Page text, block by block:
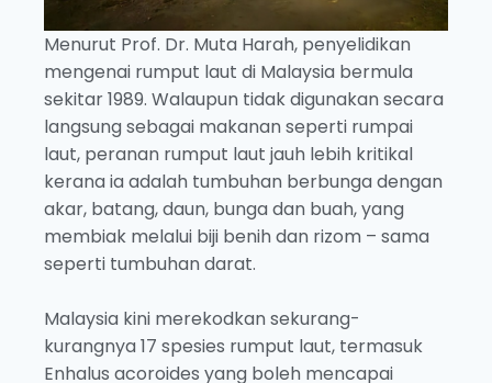
Menurut Prof. Dr. Muta Harah, penyelidikan
mengenai rumput laut di Malaysia bermula
sekitar 1989. Walaupun tidak digunakan secara
langsung sebagai makanan seperti rumpai
laut, peranan rumput laut jauh lebih kritikal
kerana ia adalah tumbuhan berbunga dengan
akar, batang, daun, bunga dan buah, yang
membiak melalui biji benih dan rizom – sama
seperti tumbuhan darat.
Malaysia kini merekodkan sekurang-
kurangnya 17 spesies rumput laut, termasuk
Enhalus acoroides yang boleh mencapai